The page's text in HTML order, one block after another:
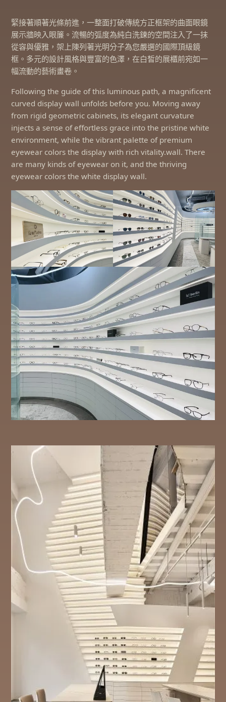
緊接著順著光條前進，一整面打破傳統方正框架的曲面眼鏡
展示牆映入眼簾。流暢的弧度為純白洗鍊的空間注入了一抹
從容與優雅，架上陳列著光明分子為您嚴選的國際頂級鏡
框。多元的設計風格與豐富的色澤，在白皙的展櫃前宛如一
幅流動的藝術畫卷。
Following the guide of this luminous path, a magnificent
curved display wall unfolds before you. Moving away
from rigid geometric cabinets, its elegant curvature
injects a sense of effortless grace into the pristine white
environment, while the vibrant palette of premium
eyewear colors the display with rich vitality.wall. There
are many kinds of eyewear on it, and the thriving
eyewear colors the white display wall.